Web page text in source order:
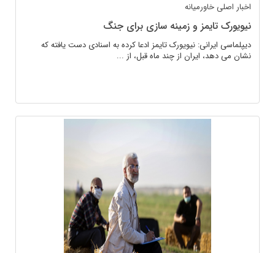
اخبار اصلی خاورمیانه
نیویورک تایمز و زمینه سازی برای جنگ
دیپلماسی ایرانی: نیویورک تایمز ادعا کرده به اسنادی دست یافته که
نشان می دهد، ایران از چند ماه قبل، از ...